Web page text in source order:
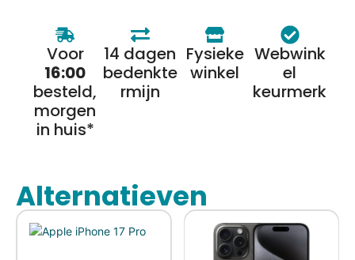
Voor
16:00
besteld,
morgen
in huis*
14 dagen
bedenkte
rmijn
Fysieke
winkel
Webwink
el
keurmerk
Alternatieven